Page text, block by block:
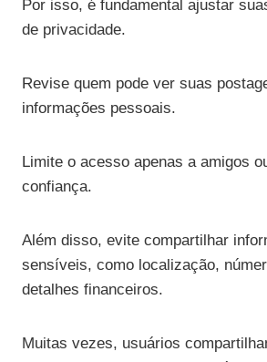
Por isso, é fundamental ajustar
de privacidade.
Revise quem pode ver suas
informações pessoais.
Limite o acesso apenas a amigos
confiança.
Além disso, evite compartilhar
sensíveis, como localização,
detalhes financeiros.
Muitas vezes, usuários